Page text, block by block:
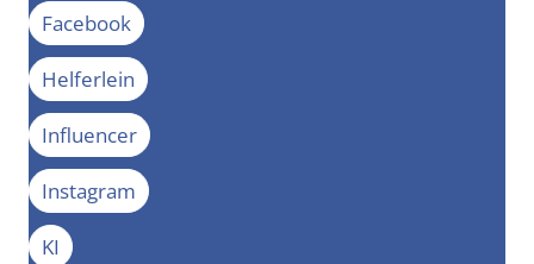
Facebook
Helferlein
Influencer
Instagram
KI